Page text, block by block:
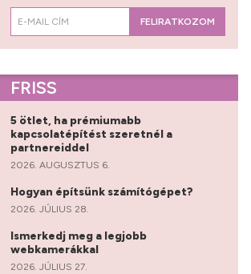
FELIRATKOZOM
FRISS
5 ötlet, ha prémiumabb
kapcsolatépítést szeretnél a
partnereiddel
2026. AUGUSZTUS 6.
Hogyan építsünk számítógépet?
2026. JÚLIUS 28.
Ismerkedj meg a legjobb
webkamerákkal
2026. JÚLIUS 27.